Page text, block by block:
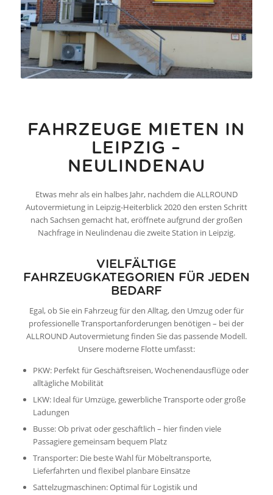
FAHRZEUGE MIETEN IN
LEIPZIG –
NEULINDENAU
Etwas mehr als ein halbes Jahr, nachdem dieALLROUND
Autovermietungin Leipzig-Heiterblick 2020 den ersten Schritt
nach Sachsen gemacht hat, eröffnete aufgrund der großen
Nachfrage in Neulindenau die zweite Station in Leipzig.
VIELFÄLTIGE
FAHRZEUGKATEGORIEN FÜR JEDEN
BEDARF
Egal, ob Sie ein Fahrzeug für den Alltag, den Umzug oder für
professionelle Transportanforderungen benötigen – bei der
ALLROUND Autovermietung finden Sie das passende Modell.
Unsere moderne Flotte umfasst:
PKW: Perfekt für Geschäftsreisen, Wochenendausflüge oder
alltägliche Mobilität
LKW: Ideal für Umzüge, gewerbliche Transporte oder große
Ladungen
Busse: Ob privat oder geschäftlich – hier finden viele
Passagiere gemeinsam bequem Platz
Transporter: Die beste Wahl für Möbeltransporte,
Lieferfahrten und flexibel planbare Einsätze
Sattelzugmaschinen: Optimal für Logistik und